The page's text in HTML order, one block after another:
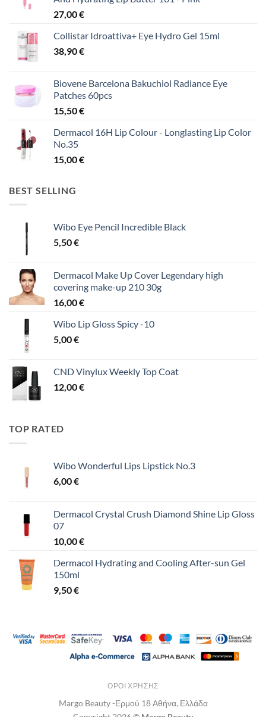
27,00€
Collistar Idroattiva+ Eye Hydro Gel 15ml
38,90€
Biovene Barcelona Bakuchiol Radiance Eye
Patches 60pcs
15,50€
Dermacol 16H Lip Colour - Longlasting Lip Color
No.35
15,00€
BEST SELLING
Wibo Eye Pencil Incredible Black
5,50€
Dermacol Make Up Cover Legendary high
covering make-up 210 30g
16,00€
Wibo Lip Gloss Spicy -10
5,00€
CND Vinylux Weekly Top Coat
12,00€
TOP RATED
Wibo Wonderful Lips Lipstick No.3
6,00€
Dermacol Crystal Crush Diamond Shine Lip Gloss
07
10,00€
Dermacol Hydrating and Cooling After-sun Gel
150ml
9,50€
ΌΡΟΙ ΧΡΉΣΗΣ
Margo Beauty -Ερμού 18 Αθήνα, Ελλάδα